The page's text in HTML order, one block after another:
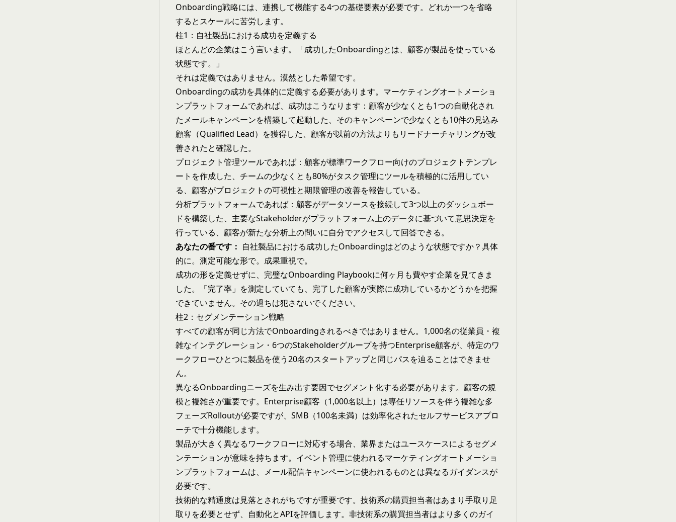
Onboarding戦略には、連携して機能する4つの基礎要素が必要です。どれか一つを省略
するとスケールに苦労します。
柱1：自社製品における成功を定義する
ほとんどの企業はこう言います。「成功したOnboardingとは、顧客が製品を使っている
状態です。」
それは定義ではありません。漠然とした希望です。
Onboardingの成功を具体的に定義する必要があります。マーケティングオートメーショ
ンプラットフォームであれば、成功はこうなります：顧客が少なくとも1つの自動化され
たメールキャンペーンを構築して起動した、そのキャンペーンで少なくとも10件の見込み
顧客（Qualified Lead）を獲得した、顧客が以前の方法よりもリードナーチャリングが改
善されたと確認した。
プロジェクト管理ツールであれば：顧客が標準ワークフロー向けのプロジェクトテンプレ
ートを作成した、チームの少なくとも80%がタスク管理にツールを積極的に活用してい
る、顧客がプロジェクトの可視性と期限管理の改善を報告している。
分析プラットフォームであれば：顧客がデータソースを接続して3つ以上のダッシュボー
ドを構築した、主要なStakeholderがプラットフォーム上のデータに基づいて意思決定を
行っている、顧客が新たな分析上の問いに自分でアクセスして回答できる。
あなたの番です： 自社製品における成功したOnboardingはどのような状態ですか？具体
的に。測定可能な形で。成果重視で。
成功の形を定義せずに、完璧なOnboarding Playbookに何ヶ月も費やす企業を見てきま
した。「完了率」を測定していても、完了した顧客が実際に成功しているかどうかを把握
できていません。その過ちは犯さないでください。
柱2：セグメンテーション戦略
すべての顧客が同じ方法でOnboardingされるべきではありません。1,000名の従業員・複
雑なインテグレーション・6つのStakeholderグループを持つEnterprise顧客が、特定のワ
ークフローひとつに製品を使う20名のスタートアップと同じパスを辿ることはできませ
ん。
異なるOnboardingニーズを生み出す要因でセグメント化する必要があります。顧客の規
模と複雑さが重要です。Enterprise顧客（1,000名以上）は専任リソースを伴う複雑な多
フェーズRolloutが必要ですが、SMB（100名未満）は効率化されたセルフサービスアプロ
ーチで十分機能します。
製品が大きく異なるワークフローに対応する場合、業界またはユースケースによるセグメ
ンテーションが意味を持ちます。イベント管理に使われるマーケティングオートメーショ
ンプラットフォームは、メール配信キャンペーンに使われるものとは異なるガイダンスが
必要です。
技術的な精通度は見落とされがちですが重要です。技術系の購買担当者はあまり手取り足
取りを必要とせず、自動化とAPIを評価します。非技術系の購買担当者はより多くのガイ